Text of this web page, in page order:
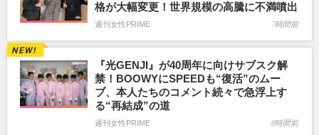
格が大幅変更！世界規模の高騰に不満噴出
週刊女性PRIME 7時間前
『光GENJI』が40周年に向けサブスク解
禁！BOOWYにSPEEDも“復活”のムー
ブ、本人たちのコメント続々で急浮上す
る“再結成”の道
週刊女性PRIME 8時間前